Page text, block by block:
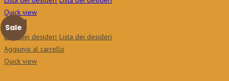
Quick view
Sale
Nuovo
Lista dei desideri Lista dei desideri
Aggiungi al carrello
Quick view